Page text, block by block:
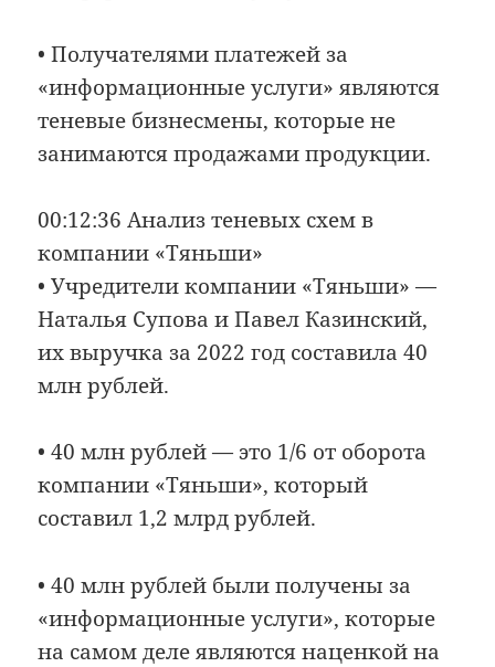
• Получателями платежей за
«информационные услуги» являются
теневые бизнесмены, которые не
занимаются продажами продукции.
00:12:36 Анализ теневых схем в
компании «Тяньши»
• Учредители компании «Тяньши» —
Наталья Супова и Павел Казинский,
их выручка за 2022 год составила 40
млн рублей.
• 40 млн рублей — это 1/6 от оборота
компании «Тяньши», который
составил 1,2 млрд рублей.
• 40 млн рублей были получены за
«информационные услуги», которые
на самом деле являются наценкой на